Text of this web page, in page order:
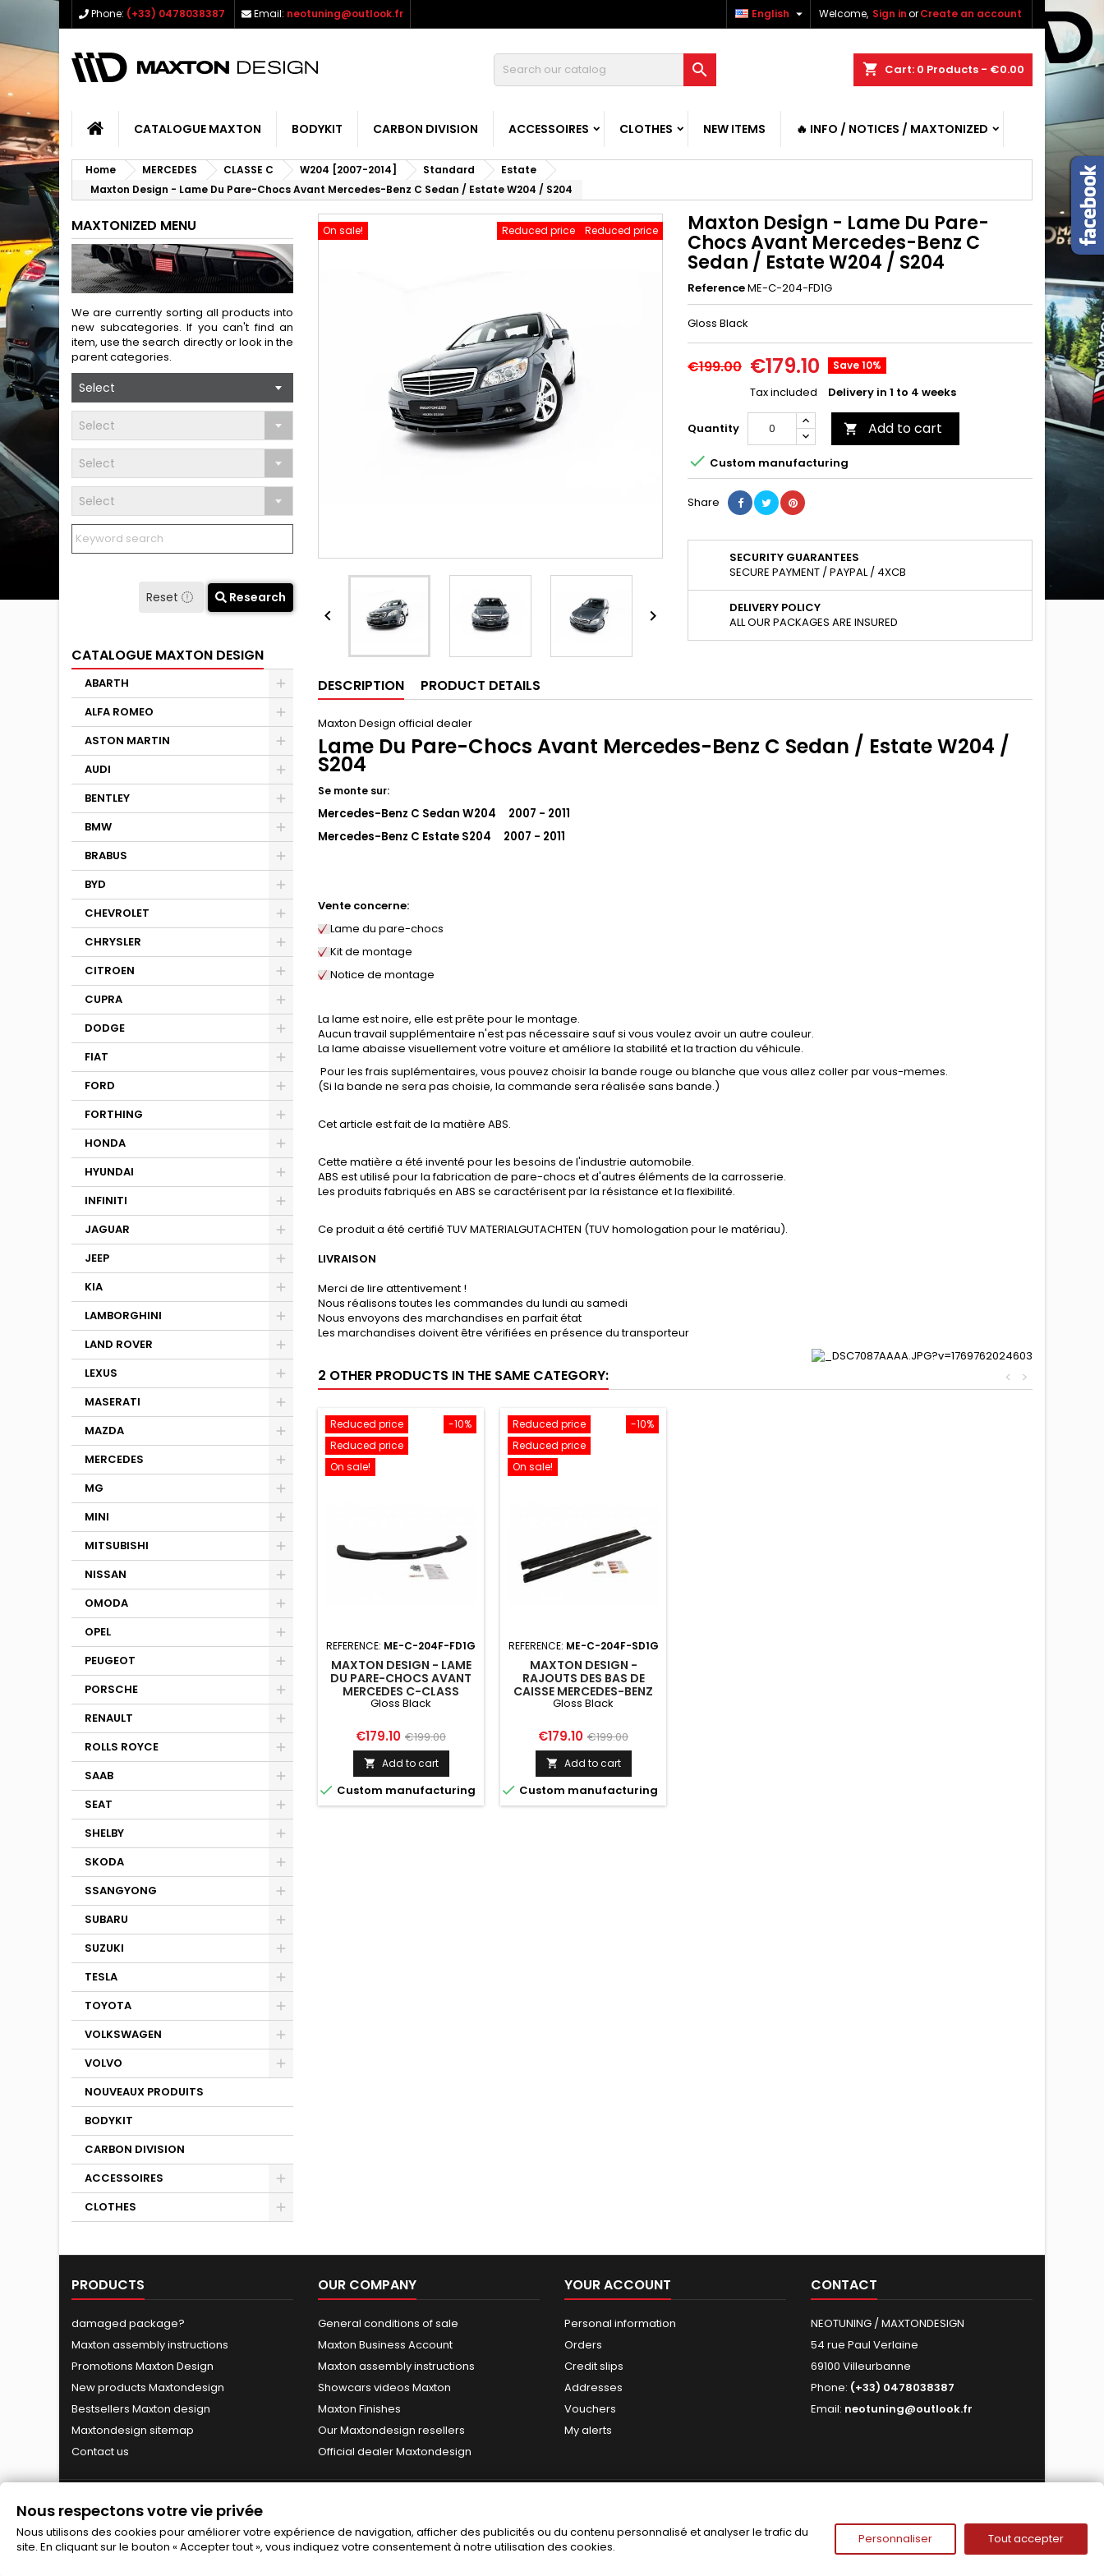
Phone: (+33) 0478038387 Email: neotuning@outlook.fr Welcome, Sign inorCreate an account
English 
shopping_cart Cart: 0 Products - €0.00

CATALOGUE MAXTON BODYKIT CARBON DIVISION ACCESSOIRES CLOTHES NEW ITEMS 🔥 INFO / NOTICES / MAXTONIZED
Home MERCEDES CLASSE C W204 [2007-2014] Standard
Estate
Maxton Design - Lame Du Pare-Chocs Avant Mercedes-Benz C Sedan / Estate W204 / S204
MAXTONIZED MENU
We are currently sorting all products into
new subcategories. If you can't find an
item, use the search directly or look in the
parent categories.
Select
Select
Select
Select
Reset Research
CATALOGUE MAXTON DESIGN
ABARTH
ALFA ROMEO
ASTON MARTIN
AUDI
BENTLEY
BMW
BRABUS
BYD
CHEVROLET
CHRYSLER
CITROEN
CUPRA
DODGE
FIAT
FORD
FORTHING
HONDA
HYUNDAI
INFINITI
JAGUAR
JEEP
KIA
LAMBORGHINI
LAND ROVER
LEXUS
MASERATI
MAZDA
MERCEDES
MG
MINI
MITSUBISHI
NISSAN
OMODA
OPEL
PEUGEOT
PORSCHE
RENAULT
ROLLS ROYCE
SAAB
SEAT
SHELBY
SKODA
SSANGYONG
SUBARU
SUZUKI
TESLA
TOYOTA
VOLKSWAGEN
VOLVO
NOUVEAUX PRODUITS
BODYKIT
CARBON DIVISION
ACCESSOIRES
CLOTHES
On sale! Reduced price
Reduced price
 
Maxton Design - Lame Du Pare-
Chocs Avant Mercedes-Benz C
Sedan / Estate W204 / S204
ReferenceME-C-204-FD1G
Gloss Black
€199.00 €179.10 Save 10%
Tax included Delivery in 1 to 4 weeks
Quantity  Add to cart
 Custom manufacturing
Share
SECURITY GUARANTEES
SECURE PAYMENT / PAYPAL / 4XCB
DELIVERY POLICY
ALL OUR PACKAGES ARE INSURED
DESCRIPTION PRODUCT DETAILS
Maxton Design official dealer
Lame Du Pare-Chocs Avant Mercedes-Benz C Sedan / Estate W204 /
S204
Se monte sur:
Mercedes-Benz C Sedan W204 2007 - 2011
Mercedes-Benz C Estate S204 2007 - 2011
Vente concerne:
Lame du pare-chocs
Kit de montage
Notice de montage
La lame est noire, elle est prête pour le montage.
Aucun travail supplémentaire n'est pas nécessaire sauf si vous voulez avoir un autre couleur.
La lame abaisse visuellement votre voiture et améliore la stabilité et la traction du véhicule.
Pour les frais suplémentaires, vous pouvez choisir la bande rouge ou blanche que vous allez coller par vous-memes.
(Si la bande ne sera pas choisie, la commande sera réalisée sans bande.)
Cet article est fait de la matière ABS.
Cette matière a été inventé pour les besoins de l'industrie automobile.
ABS est utilisé pour la fabrication de pare-chocs et d'autres éléments de la carrosserie.
Les produits fabriqués en ABS se caractérisent par la résistance et la flexibilité.
Ce produit a été certifié TUV MATERIALGUTACHTEN (TUV homologation pour le matériau).
LIVRAISON
Merci de lire attentivement !
Nous réalisons toutes les commandes du lundi au samedi
Nous envoyons des marchandises en parfait état
Les marchandises doivent être vérifiées en présence du transporteur
2 OTHER PRODUCTS IN THE SAME CATEGORY: >
<
-10%
Reduced price
Reduced price
On sale!
REFERENCE: ME-C-204F-FD1G
MAXTON DESIGN - LAME
DU PARE-CHOCS AVANT
MERCEDES C-CLASS
W204 (APRES FACELIFT)
Gloss Black
Price
€179.10 Regular
price
€199.00
 Add to cart
 Custom manufacturing
-10%
Reduced price
Reduced price
On sale!
REFERENCE: ME-C-204F-SD1G
MAXTON DESIGN -
RAJOUTS DES BAS DE
CAISSE MERCEDES-BENZ
C63 W204 / S204 / C204
Gloss Black
Price
€179.10 Regular
price
€199.00
 Add to cart
 Custom manufacturing
PRODUCTS
damaged package?
Maxton assembly instructions
Promotions Maxton Design
New products Maxtondesign
Bestsellers Maxton design
Maxtondesign sitemap
Contact us
OUR COMPANY
General conditions of sale
Maxton Business Account
Maxton assembly instructions
Showcars videos Maxton
Maxton Finishes
Our Maxtondesign resellers
Official dealer Maxtondesign
YOUR ACCOUNT
Personal information
Orders
Credit slips
Addresses
Vouchers
My alerts
CONTACT
NEOTUNING / MAXTONDESIGN
54 rue Paul Verlaine
69100 Villeurbanne
Phone: (+33) 0478038387
Email: neotuning@outlook.fr
Nous respectons votre vie privée
Nous utilisons des cookies pour améliorer votre expérience de navigation, afficher des publicités ou du contenu personnalisé et analyser le trafic du
site. En cliquant sur le bouton « Accepter tout », vous indiquez votre consentement à notre utilisation des cookies.
Personnaliser Tout accepter